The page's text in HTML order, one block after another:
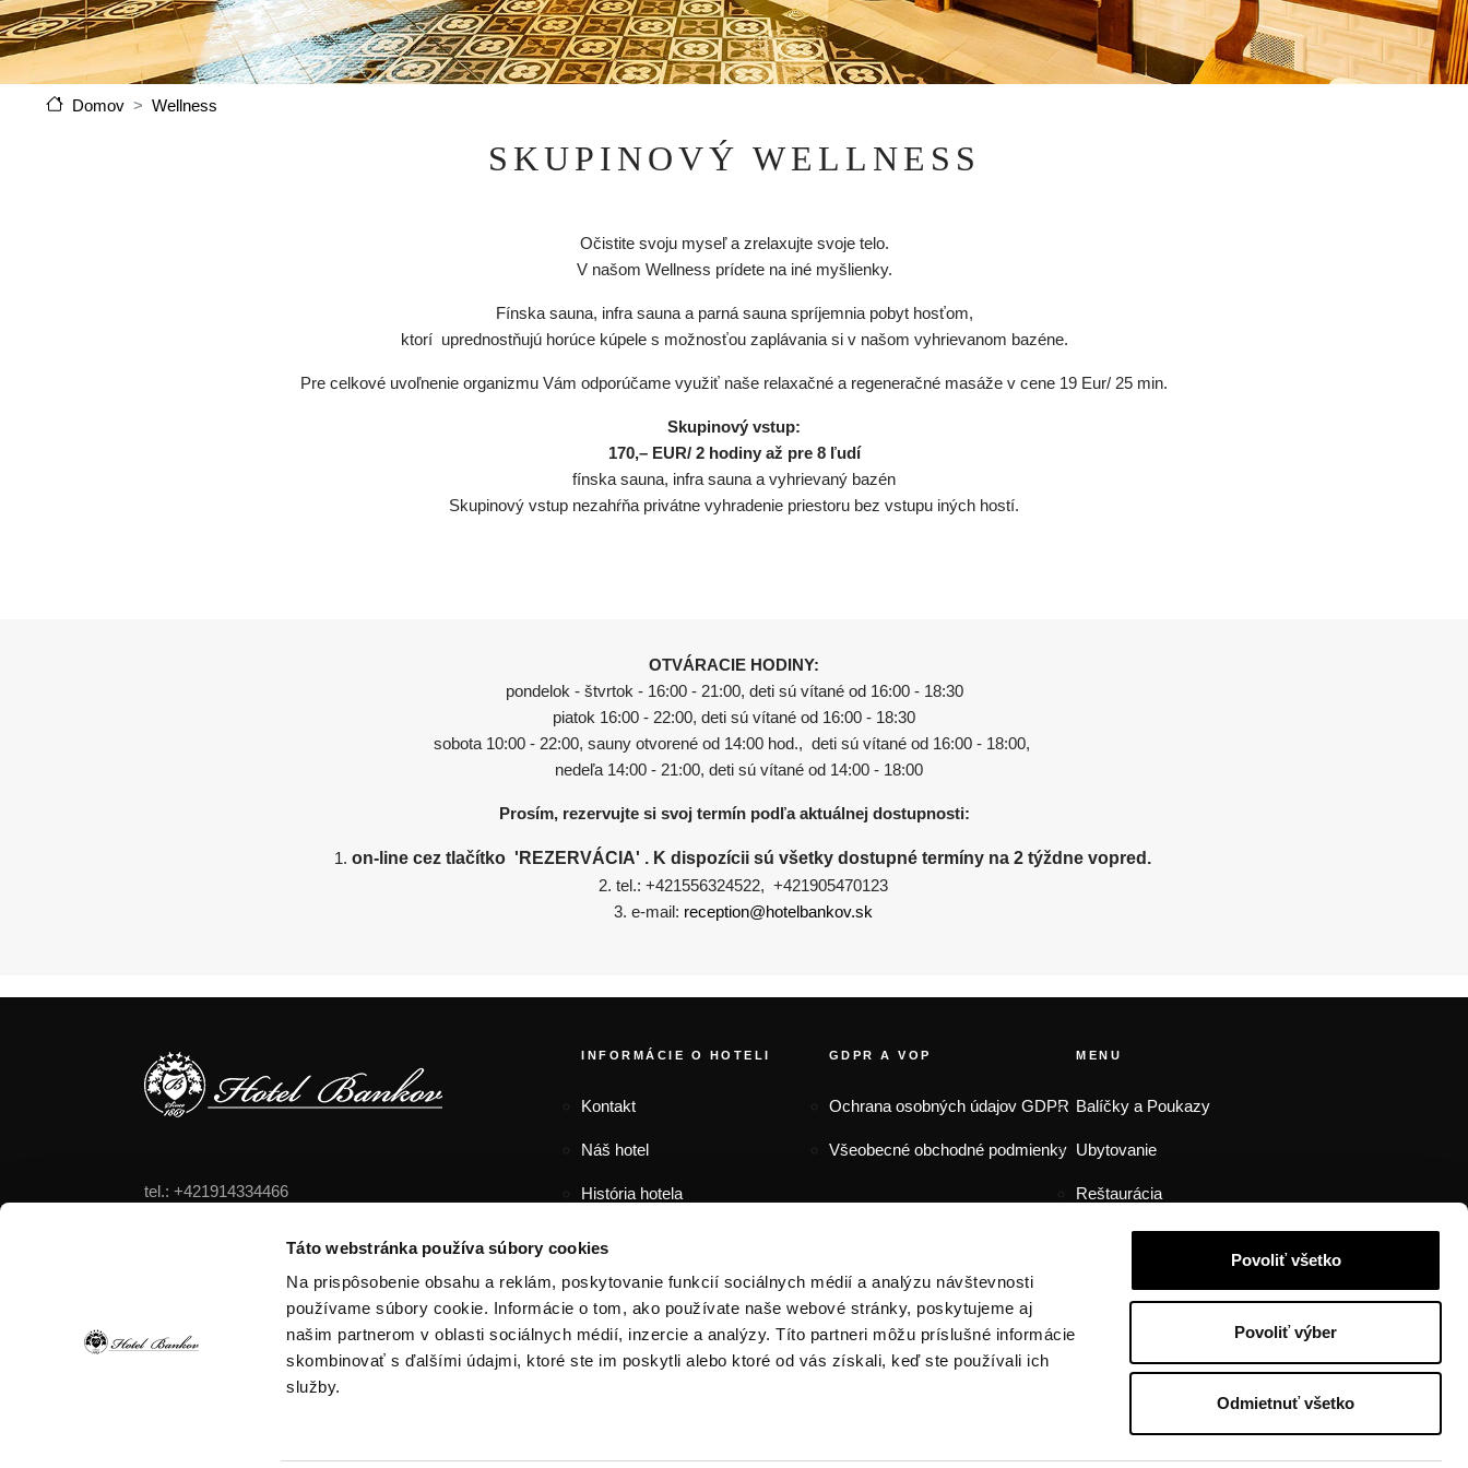
Táto webstránka používa súbory cookies
Na prispôsobenie obsahu a reklám, poskytovanie funkcií sociálnych médií a analýzu návštevnosti
používame súbory cookie. Informácie o tom, ako používate naše webové stránky, poskytujeme aj
našim partnerom v oblasti sociálnych médií, inzercie a analýzy. Títo partneri môžu príslušné informácie
skombinovať s ďalšími údajmi, ktoré ste im poskytli alebo ktoré od vás získali, keď ste používali ich
služby.
Povoliť všetko
Povoliť výber
Odmietnuť všetko
Domov Wellness
SKUPINOVÝ WELLNESS
Očistite svoju myseľ a zrelaxujte svoje telo.
V našom Wellness prídete na iné myšlienky.
Fínska sauna, infra sauna a parná sauna spríjemnia pobyt hosťom,
ktorí uprednostňujú horúce kúpele s možnosťou zaplávania si v našom vyhrievanom bazéne.
Pre celkové uvoľnenie organizmu Vám odporúčame využiť naše relaxačné a regeneračné masáže v cene 19 Eur/ 25 min.
Skupinový vstup:
170,– EUR/ 2 hodiny až pre 8 ľudí
fínska sauna, infra sauna a vyhrievaný bazén
Skupinový vstup nezahŕňa privátne vyhradenie priestoru bez vstupu iných hostí.
OTVÁRACIE HODINY:
pondelok - štvrtok - 16:00 - 21:00, deti sú vítané od 16:00 - 18:30
piatok 16:00 - 22:00, deti sú vítané od 16:00 - 18:30
sobota 10:00 - 22:00, sauny otvorené od 14:00 hod., deti sú vítané od 16:00 - 18:00,
nedeľa 14:00 - 21:00, deti sú vítané od 14:00 - 18:00
Prosím, rezervujte si svoj termín podľa aktuálnej dostupnosti:
on-line cez tlačítko 'REZERVÁCIA' . K dispozícii sú všetky dostupné termíny na 2 týždne vopred.
tel.: +421556324522, +421905470123
e-mail: reception@hotelbankov.sk
tel.: +421914334466
tel.: +421905470123
FOOTER MENU
INFORMÁCIE O HOTELI
Kontakt
Náš hotel
História hotela
GDPR A VOP
Ochrana osobných údajov GDPR
Všeobecné obchodné podmienky
MENU
Balíčky a Poukazy
Ubytovanie
Reštaurácia
Wellness
Pre firmy
Copyright © 2024 | web & foto